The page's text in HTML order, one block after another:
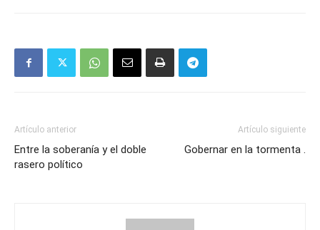
Artículo anterior
Entre la soberanía y el doble
rasero político
Artículo siguiente
Gobernar en la tormenta .